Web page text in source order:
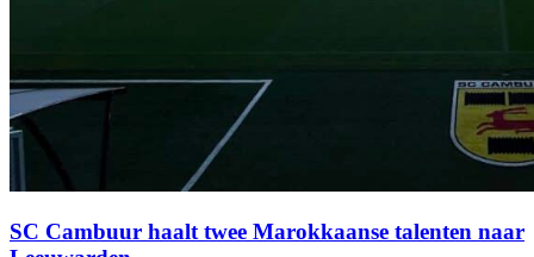
SC Cambuur haalt twee Marokkaanse talenten naar